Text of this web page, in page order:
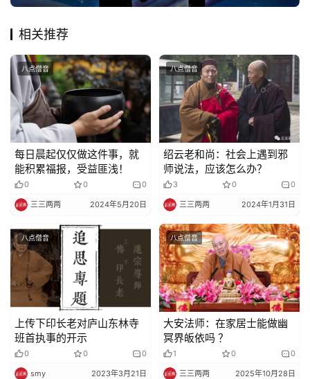
公
慈
善
佛
教
人
物
寺
巡
礼
视
频
纪
录
登录 注册
相关推荐
八点僧音
每日晨起仅仅做这件事，就
能积累福报，受益匪浅！
0 0 0
三三两两 2024年5月20日
八点僧音
绍云老和尚：社会上遇到邪
师说法，应该怎么办？
3 0 0
三三两两 2024年1月31日
八点僧音
上传下印长老对庐山东林寺
班首执事的开示
0 0 0
smy 2023年3月21日
八点僧音
大安法师：在家居士能做幽
冥界皈依吗 ？
1 0 0
三三两两 2025年10月28日